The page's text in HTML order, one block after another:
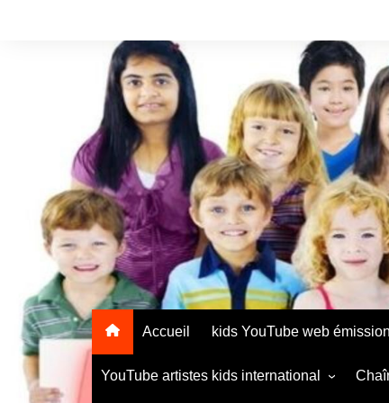
Accueil kids YouTube web
YouTube artistes kids international